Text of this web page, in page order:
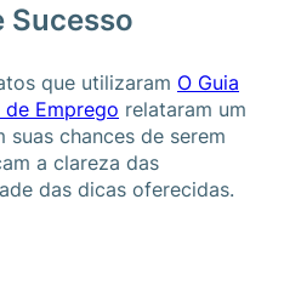
Sucesso
que utilizaram O Guia
Emprego relataram um
chances de serem
a clareza das
das dicas oferecidas.